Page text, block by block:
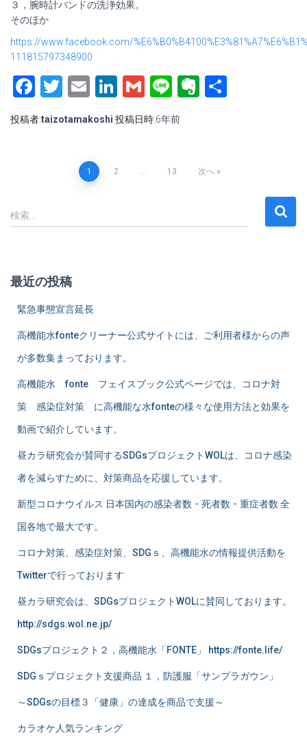
３，腕時計バンドの洗浄効果。
そのほか
https://www.facebook.com/
111815797348900
Facebook
Twitter
EmailLinkedIn
Gmail
LineEvernote
投稿者:taizotamakoshi 投稿日時:6年前
稿
ビ
ゲ
ー
シ
ョ
ン
1 2 … 13 次へ
検
索
検索…
最近の投稿
緊急事態宣言延長
高機能水fonteクリーナー公式サイトには、ご利用者様からの声
が多数集まっております。
高機能水 fonte フェイスブック公式ページでは、コロナ対
策 感染症対策 に高機能な水fonteの様々な使用方法と効果を
動画で紹介しています。
昼カラ研究会が賛同するSDGsプロジェクトWOLは、コロナ感染
者を減らすために、対策商品を応援しています。
新型コロナウイルス 日本国内の感染者数・死者数・重症者数 全
国各地で最大です。
コロナ対策、感染症対策、SDGｓ、高機能水の情報提供活動を
Twitterで行っております
昼カラ研究会は、SDGsプロジェクトWOLに賛同しております。
http://sdgs.wol.ne.jp/
SDGsプロジェクト２，高機能水「FONTE」 https://fonte.life/
SDGｓプロジェクト支援商品 １，防護服「サンプラガウン」
～SDGsの目標３「健康」の達成を商品で支援～
カラオケ人気ランキング